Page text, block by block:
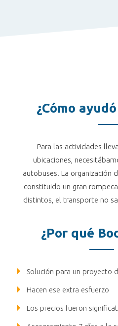
¿Cómo
Para las actividades
ubicaciones,
autobuses. La organización
constituido un gran
distintos, el transporte no
¿Por qué
Solución para un proyecto
Hacen ese extra esfuerzo
Los precios fueron